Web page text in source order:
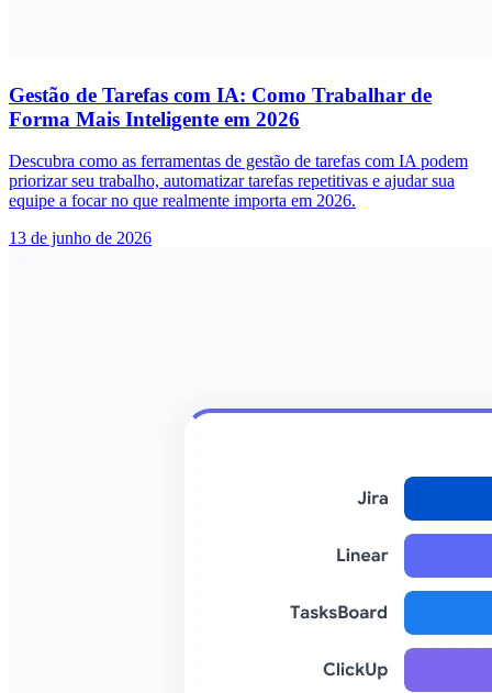
Gestão de Tarefas com IA: Como Trabalhar de
Forma Mais Inteligente em 2026
Descubra como as ferramentas de gestão de tarefas com IA podem
priorizar seu trabalho, automatizar tarefas repetitivas e ajudar sua
equipe a focar no que realmente importa em 2026.
13 de junho de 2026